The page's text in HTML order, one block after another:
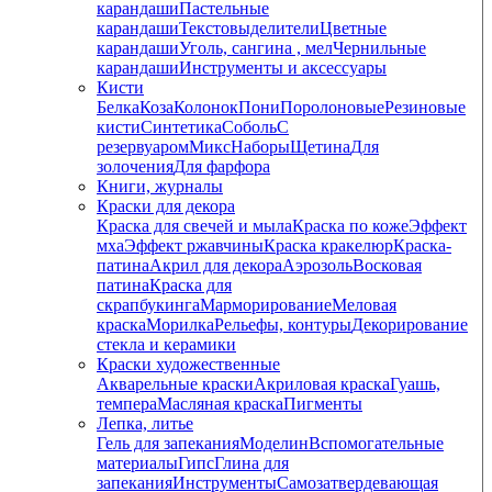
карандашиПастельные
карандашиТекстовыделителиЦветные
карандашиУголь, сангина , мелЧернильные
карандашиИнструменты и аксессуары
Кисти
БелкаКозаКолонокПониПоролоновыеРезиновые
кистиСинтетикаСобольС
резервуаромМиксНаборыЩетинаДля
золоченияДля фарфора
Книги, журналы
Краски для декора
Краска для свечей и мылаКраска по кожеЭффект
мхаЭффект ржавчиныКраска кракелюрКраска-
патинаАкрил для декораАэрозольВосковая
патинаКраска для
скрапбукингаМарморированиеМеловая
краскаМорилкаРельефы, контурыДекорирование
стекла и керамики
Краски художественные
Акварельные краскиАкриловая краскаГуашь,
темпераМасляная краскаПигменты
Лепка, литье
Гель для запеканияМоделинВспомогательные
материалыГипсГлина для
запеканияИнструментыСамозатвердевающая